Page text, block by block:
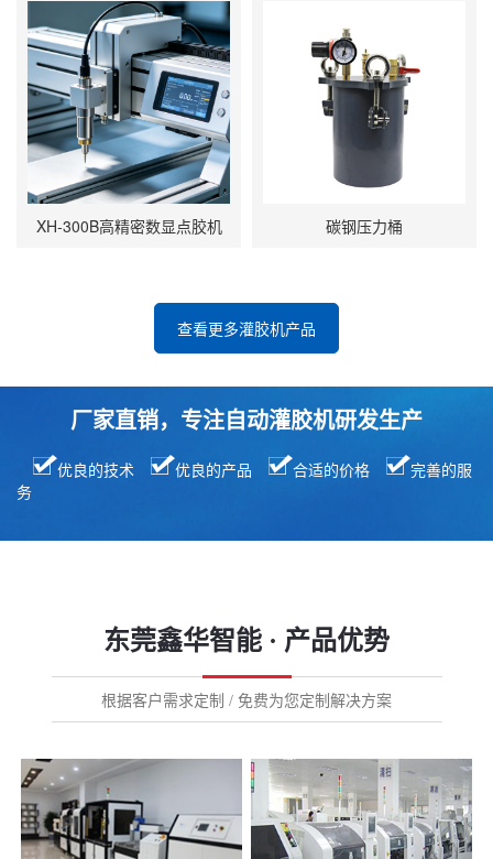
XH-300B高精密数显点胶机 碳钢压力桶
查看更多灌胶机产品
厂家直销，专注自动灌胶机研发生产
优良的技术 优良的产品 合适的价格
完善的服
务
东莞鑫华智能 · 产品优势
根据客户需求定制 / 免费为您定制解决方案